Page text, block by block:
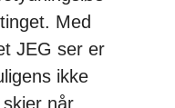
Med
JEG ser er
ikke
når